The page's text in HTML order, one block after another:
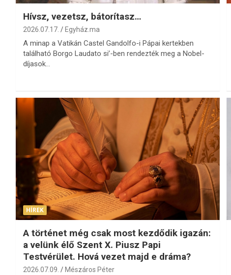
Hívsz, vezetsz, bátorítasz…
2026.07.17. Egyház.ma
A minap a Vatikán Castel Gandolfo-i Pápai kertekben
található Borgo Laudato si’-ben rendezték meg a Nobel-
díjasok…
HÍREK
A történet még csak most kezdődik igazán:
a velünk élő Szent X. Piusz Papi
Testvérület. Hová vezet majd e dráma?
2026.07.09. Mészáros Péter